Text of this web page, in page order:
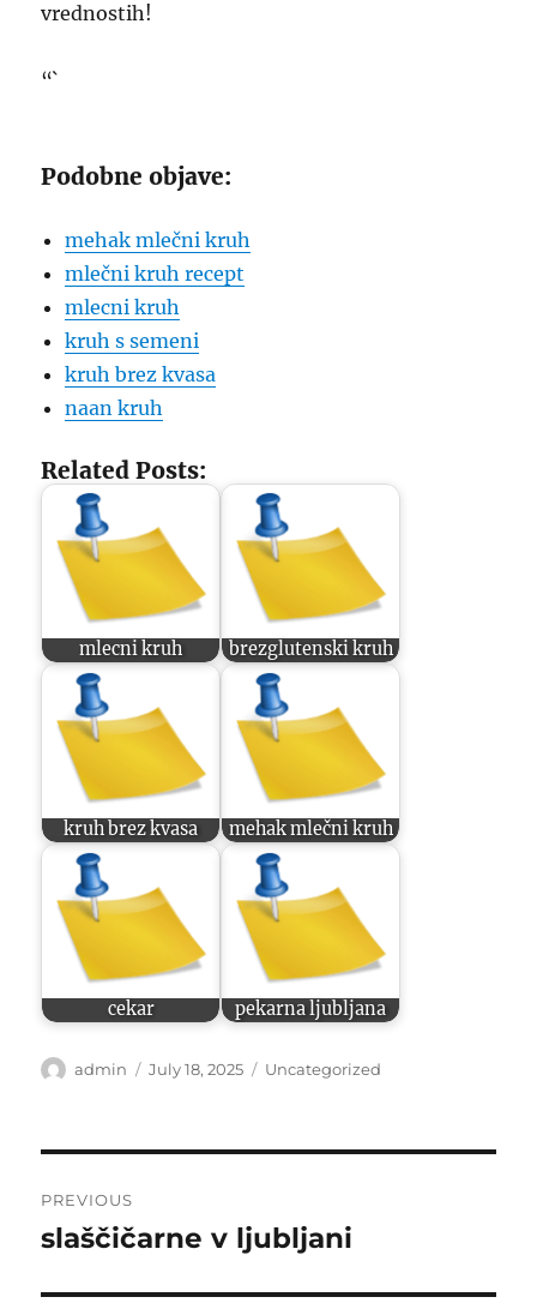
vrednostih!
“`
Podobne objave:
mehak mlečni kruh
mlečni kruh recept
mlecni kruh
kruh s semeni
kruh brez kvasa
naan kruh
Related Posts:
mlecni kruh brezglutenski kruh
kruh brez kvasa mehak mlečni kruh
cekar pekarna ljubljana
Author
admin
Posted
July 18, 2025 Categories
Uncategorized
navigation
PREVIOUS
Previous
slaščičarne v ljubljani